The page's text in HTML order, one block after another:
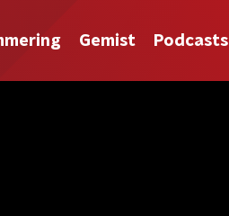
Gemist Podcasts